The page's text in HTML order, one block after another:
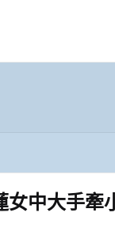
女中大手牽